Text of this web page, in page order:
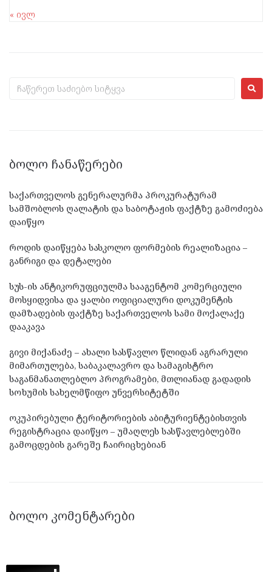
« ივლ
ᲑᲝᲚᲝ ᲩᲐᲜᲐᲬᲔᲠᲔᲑᲘ
საქართველოს გენერალურმა პროკურატურამ
სამშობლოს ღალატის და საბოტაჟის ფაქტზე გამოძიება
დაიწყო
როდის დაიწყება სასკოლო ფორმების რეალიზაცია –
განრიგი და დეტალები
სუს-ის ანტიკორუფციულმა სააგენტომ კომერციული
მოსყიდვისა და ყალბი ოფიციალური დოკუმენტის
დამზადების ფაქტზე საქართველოს სამი მოქალაქე
დააკავა
გივი მიქანაძე – ახალი სასწავლო წლიდან აგრარული
მიმართულება, საბაკალავრო და სამაგისტრო
საგანმანათლებლო პროგრამები, მთლიანად გადადის
სოხუმის სახელმწიფო უნვერსიტეტში
ოკუპირებული ტერიტორიების აბიტურიენტებისთვის
რეგისტრაცია დაიწყო – უმაღლეს სასწავლებლებში
გამოცდების გარეშე ჩაირიცხებიან
ᲑᲝᲚᲝ ᲙᲝᲛᲔᲜᲢᲐᲠᲔᲑᲘ